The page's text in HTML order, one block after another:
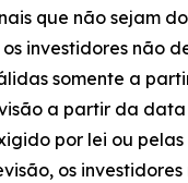
que não sejam
os investidores
somente a
a partir da
por lei ou
os